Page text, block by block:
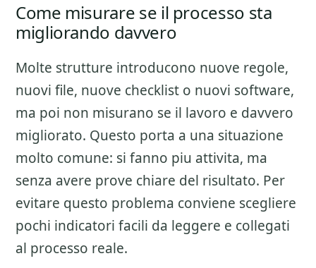
Come misurare se il processo sta
migliorando davvero
Molte strutture introducono nuove regole,
nuovi file, nuove checklist o nuovi software,
ma poi non misurano se il lavoro e davvero
migliorato. Questo porta a una situazione
molto comune: si fanno piu attivita, ma
senza avere prove chiare del risultato. Per
evitare questo problema conviene scegliere
pochi indicatori facili da leggere e collegati
al processo reale.